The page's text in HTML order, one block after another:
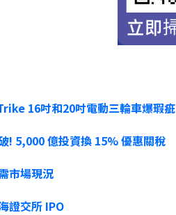
16吋和20吋電動三輪車爆瑕疵
! 5,000 億投資換 15% 優惠關稅
市場現況
證交所 IPO